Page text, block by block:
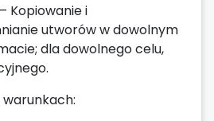
– Kopiowanie i
utworów w dowolnym
dla dowolnego celu,